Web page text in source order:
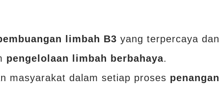
limbah B3 yang terpercaya
pengelolaan limbah berbahaya.
masyarakat dalam setiap proses